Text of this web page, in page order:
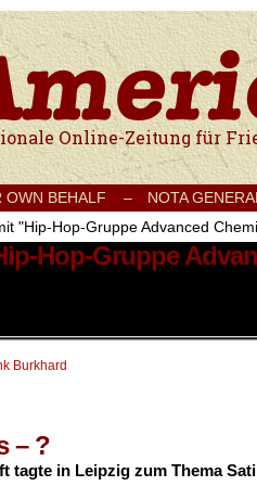
Onlinezeitung für Frieden,
OWN BEHALF – NOTA
"Hip-Hop-Gruppe Advanced
Hop-Gruppe
Burkhard
– ?
tagte in Leipzig zum Thema